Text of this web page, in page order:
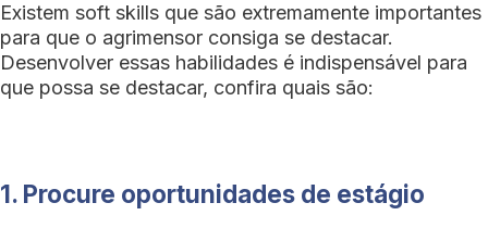
Existem soft skills que são extremamente importantes
para que o agrimensor consiga se destacar.
Desenvolver essas habilidades é indispensável para
que possa se destacar, confira quais são:
1. Procure oportunidades de estágio